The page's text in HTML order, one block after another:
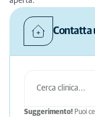
Contatta
Suggerimento! Puoi